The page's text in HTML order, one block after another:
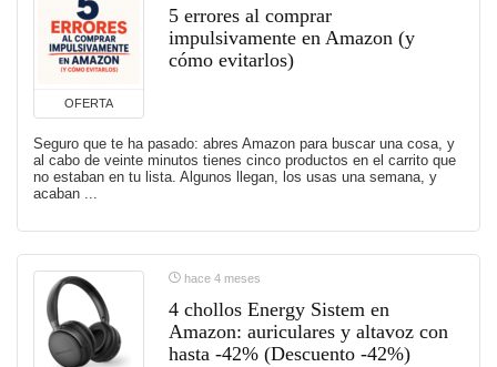
OFERTA
5 errores al comprar
impulsivamente en Amazon (y
cómo evitarlos)
Seguro que te ha pasado: abres Amazon para buscar una cosa, y
al cabo de veinte minutos tienes cinco productos en el carrito que
no estaban en tu lista. Algunos llegan, los usas una semana, y
acaban ...
hace 4 meses
4 chollos Energy Sistem en
Amazon: auriculares y altavoz con
hasta -42% (Descuento -42%)